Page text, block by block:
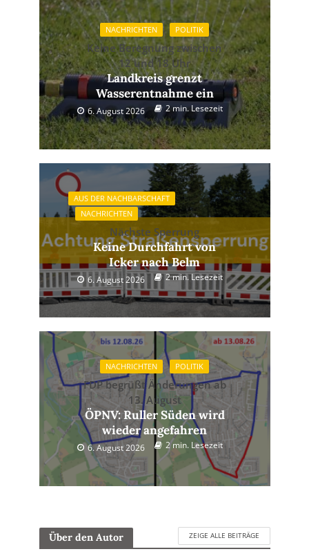
NACHRICHTEN POLITIK
Keine Beregnung zwischen
12 und 18 Uhr
Landkreis grenzt
Wasserentnahme ein
6. August 2026 2 min. Lesezeit
AUS DER NACHBARSCHAFT
NACHRICHTEN
Nächste Sperrung
Keine Durchfahrt von
Icker nach Belm
6. August 2026 2 min. Lesezeit
NACHRICHTEN POLITIK
FDP begrüßt Änderungen ab
13. August
ÖPNV: Ruller Süden wird
wieder angefahren
6. August 2026 2 min. Lesezeit
Über den Autor ZEIGE ALLE BEITRÄGE